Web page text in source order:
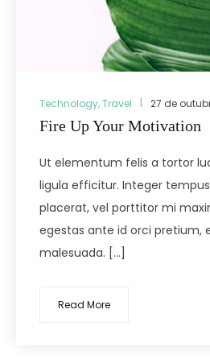
Technology,Travel 27 de
Fire Up Your Motivation
Ut elementum felis a tortor
ligula efficitur. Integer
placerat, vel porttitor mi
egestas ante id orci pretium,
malesuada. […]
Read More